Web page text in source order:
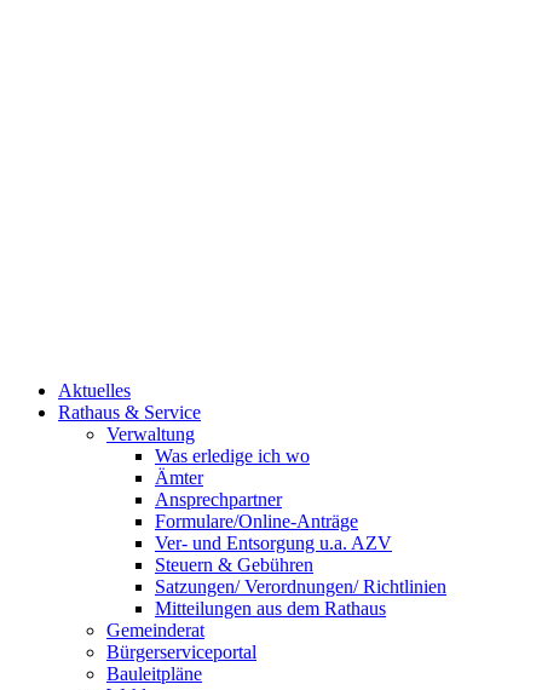
Aktuelles
Rathaus & Service
Verwaltung
Was erledige ich wo
Ämter
Ansprechpartner
Formulare/Online-Anträge
Ver- und Entsorgung u.a. AZV
Steuern & Gebühren
Satzungen/ Verordnungen/ Richtlinien
Mitteilungen aus dem Rathaus
Gemeinderat
Bürgerserviceportal
Bauleitpläne